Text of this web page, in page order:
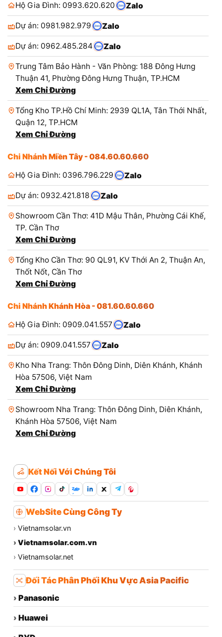
Hộ Gia Đình: 0993.620.620
Zalo
Dự án: 0981.982.979 Zalo
Dự án: 0962.485.284 Zalo
Trung Tâm Bảo Hành - Văn Phòng: 188 Đông Hưng
Thuận 41, Phường Đông Hưng Thuận, TP.HCM
Xem Chỉ Đường
Tổng Kho TP.Hồ Chí Minh: 2939 QL1A, Tân Thới Nhất,
Quận 12, TP.HCM
Xem Chỉ Đường
Chi Nhánh Miền Tây - 084.60.60.660
Hộ Gia Đình: 0396.796.229
Zalo
Dự án: 0932.421.818 Zalo
Showroom Cần Thơ: 41D Mậu Thân, Phường Cái Khế,
TP. Cần Thơ
Xem Chỉ Đường
Tổng Kho Cần Thơ: 90 QL91, KV Thới An 2, Thuận An,
Thốt Nốt, Cần Thơ
Xem Chỉ Đường
Chi Nhánh Khánh Hòa - 081.60.60.660
Hộ Gia Đình: 0909.041.557
Zalo
Dự án: 0909.041.557 Zalo
Kho Nha Trang: Thôn Đông Dinh, Diên Khánh, Khánh
Hòa 57506, Việt Nam
Xem Chỉ Đường
Showroom Nha Trang: Thôn Đông Dinh, Diên Khánh,
Khánh Hòa 57506, Việt Nam
Xem Chỉ Đường
Kết Nối Với Chúng Tôi
Zalo
WebSite Cùng Công Ty
› Vietnamsolar.vn
› Vietnamsolar.com.vn
› Vietnamsolar.net
Đối Tác Phân Phối Khu Vực Asia Pacific
› Panasonic
› Huawei